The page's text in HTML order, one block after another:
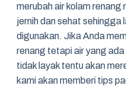
merubah air kolam renang
jernih dan sehat sehingga
digunakan. Jika Anda
renang tetapi air yang
tidak layak tentu akan
kami akan memberi tips